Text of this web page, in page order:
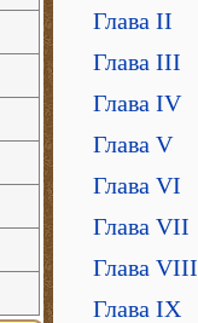
Глава II
Глава III
Глава IV
Глава V
Глава VI
Глава VII
Глава VIII
Глава IX